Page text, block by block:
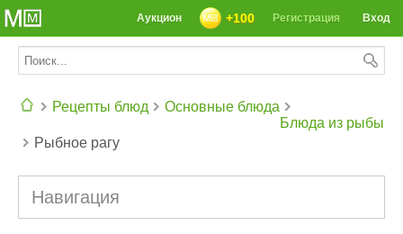
Вход
Регистрация
+100
Аукцион
Рецепты блюд
Основные блюда
Блюда из рыбы
Рыбное рагу
Навигация